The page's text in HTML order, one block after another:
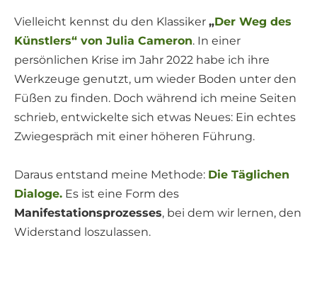
Vielleicht kennst du den Klassiker „Der Weg des
Künstlers“ von Julia Cameron. In einer
persönlichen Krise im Jahr 2022 habe ich ihre
Werkzeuge genutzt, um wieder Boden unter den
Füßen zu finden. Doch während ich meine Seiten
schrieb, entwickelte sich etwas Neues: Ein echtes
Zwiegespräch mit einer höheren Führung.
Daraus entstand meine Methode: Die Täglichen
Dialoge. Es ist eine Form des
Manifestationsprozesses, bei dem wir lernen, den
Widerstand loszulassen.